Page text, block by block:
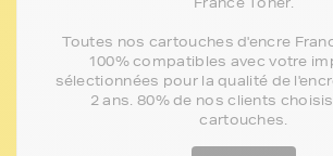
Toutes nos cartouches d'encre
100% compatibles avec votre
sélectionnées pour la qualité de
2 ans. 80% de nos clients
cartouches.